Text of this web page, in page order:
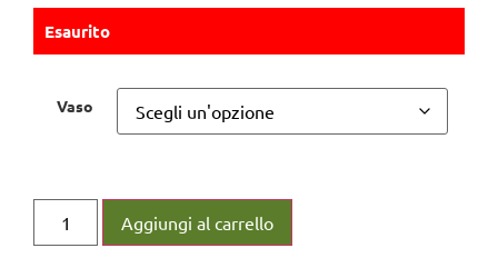
Esaurito
Vaso
Aggiungi al carrello